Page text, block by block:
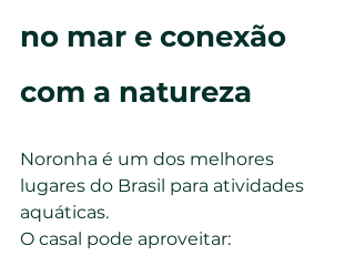
no mar e conexão
com a natureza
Noronha é um dos melhores
lugares do Brasil para atividades
aquáticas.
O casal pode aproveitar: